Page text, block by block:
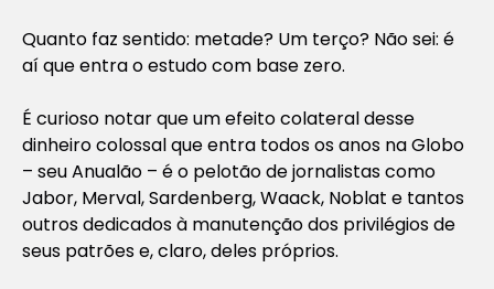
Quanto faz sentido: metade? Um terço? Não sei: é
aí que entra o estudo com base zero.
É curioso notar que um efeito colateral desse
dinheiro colossal que entra todos os anos na Globo
– seu Anualão – é o pelotão de jornalistas como
Jabor, Merval, Sardenberg, Waack, Noblat e tantos
outros dedicados à manutenção dos privilégios de
seus patrões e, claro, deles próprios.